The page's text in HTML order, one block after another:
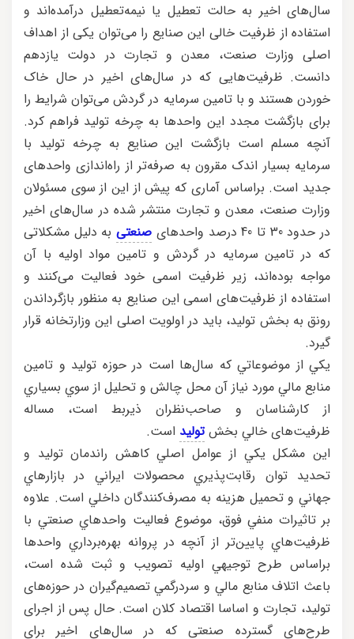
سال‌های اخیر به حالت تعطیل یا نیمه‌تعطیل درآمده‌اند و
استفاده از ظرفیت خالی این صنایع را می‌توان یکی از اهداف
اصلی وزارت صنعت، معدن و تجارت در دولت یازدهم
دانست. ظرفیت‌هایی که در سال‌های اخیر در حال خاک
خوردن هستند و با تامین سرمایه در گردش می‌توان شرایط را
برای بازگشت مجدد این واحدها به چرخه تولید فراهم کرد.
آنچه مسلم است بازگشت این صنایع به چرخه تولید با
سرمایه بسیار اندک مقرون به صرفه‌تر از راه‌اندازی واحدهای
جدید است. براساس آماری که پیش از این از سوی مسئولان
وزارت صنعت، معدن و تجارت منتشر شده در سال‌های اخیر
در حدود 30 تا 40 درصد واحدهای
صنعتیبه دلیل مشکلاتی
که در تامین سرمایه در گردش و تامین مواد اولیه با آن
مواجه بوده‌اند، زیر ظرفیت اسمی خود فعالیت می‌کنند و
استفاده از ظرفیت‌های اسمی این صنایع به منظور بازگرداندن
رونق به بخش تولید، باید در اولویت اصلی این وزارتخانه قرار
گیرد.
يکي از موضوعاتي که سال‌ها است در حوزه توليد و تامين
منابع مالي مورد نياز آن محل چالش و تحليل از سوي بسياري
از کارشناسان و صاحب‌نظران ذيربط است، مساله
ظرفيت‌های خالي بخشتوليد است.
اين مشکل يکي از عوامل اصلي کاهش راندمان توليد و
تحديد توان رقابت‌پذيري محصولات ايراني در بازارهاي
جهاني و تحميل هزينه به مصرف‌کنندگان داخلي است. علاوه
بر تاثيرات منفي فوق، موضوع فعاليت واحدهاي صنعتي با
ظرفيت‌هاي پايين‌تر از آنچه در پروانه بهره‌برداري واحدها
براساس طرح توجيهي اوليه تصويب و ثبت شده است،
باعث اتلاف منابع مالي و سردرگمي تصميم‌گيران در حوزه‌های
توليد، تجارت و اساسا اقتصاد كلان است. حال پس از اجرای
طرح‌های گسترده صنعتی که در سال‌های اخیر برای